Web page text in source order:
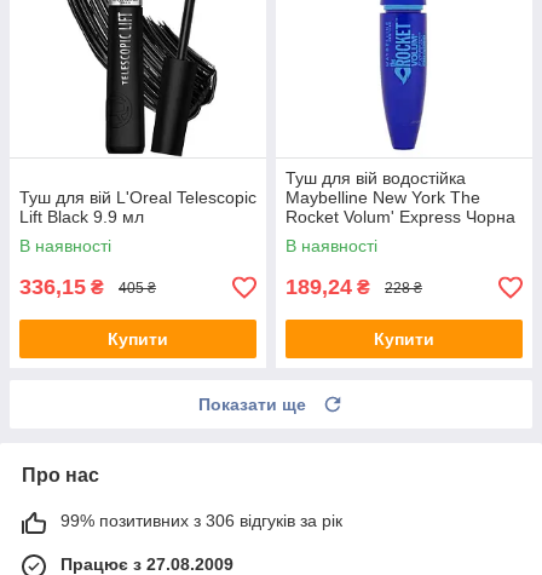
Туш для вій L'Oreal Telescopic
Lift Black 9.9 мл
В наявності
336,15 ₴ 405 ₴
Купити
Туш для вій водостійка
Maybelline New York The
Rocket Volum' Express Чорна
(Black) 9.6 мл
В наявності
189,24 ₴ 228 ₴
Купити
Показати ще
Про нас
99% позитивних з 306 відгуків за рік
Працює з 27.08.2009